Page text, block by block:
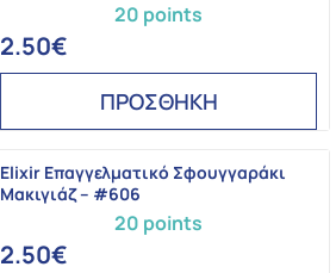
20 points
2.50€
ΠΡΟΣΘΗΚΗ
20 points
Elixir Επαγγελματικό Σφουγγαράκι
Μακιγιάζ – #606
2.50€